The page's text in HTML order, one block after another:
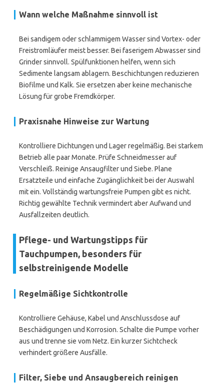
Wann welche Maßnahme sinnvoll ist
Bei sandigem oder schlammigem Wasser sind Vortex- oder
Freistromläufer meist besser. Bei faserigem Abwasser sind
Grinder sinnvoll. Spülfunktionen helfen, wenn sich
Sedimente langsam ablagern. Beschichtungen reduzieren
Biofilme und Kalk. Sie ersetzen aber keine mechanische
Lösung für grobe Fremdkörper.
Praxisnahe Hinweise zur Wartung
Kontrolliere Dichtungen und Lager regelmäßig. Bei starkem
Betrieb alle paar Monate. Prüfe Schneidmesser auf
Verschleiß. Reinige Ansaugfilter und Siebe. Plane
Ersatzteile und einfache Zugänglichkeit bei der Auswahl
mit ein. Vollständig wartungsfreie Pumpen gibt es nicht.
Richtig gewählte Technik vermindert aber Aufwand und
Ausfallzeiten deutlich.
Pflege- und Wartungstipps für
Tauchpumpen, besonders für
selbstreinigende Modelle
Regelmäßige Sichtkontrolle
Kontrolliere Gehäuse, Kabel und Anschlussdose auf
Beschädigungen und Korrosion. Schalte die Pumpe vorher
aus und trenne sie vom Netz. Ein kurzer Sichtcheck
verhindert größere Ausfälle.
Filter, Siebe und Ansaugbereich reinigen